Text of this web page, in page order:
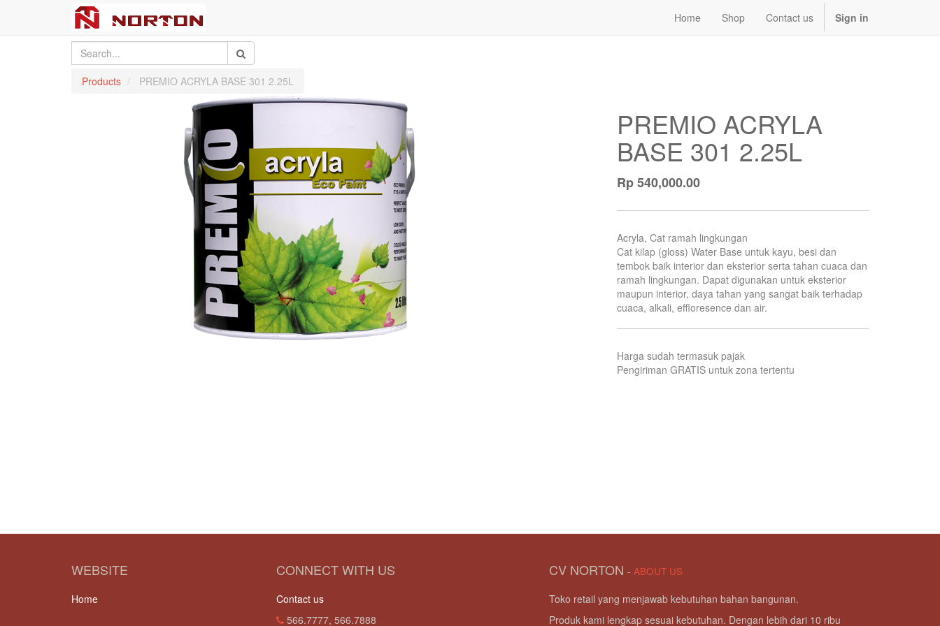
Home Shop Contact us Sign in
Products PREMIO ACRYLA BASE 301 2.25L
PREMIO ACRYLA
BASE 301 2.25L
Rp540,000.00
Acryla, Cat ramah lingkungan
Cat kilap (gloss) Water Base untuk kayu, besi dan
tembok baik interior dan eksterior serta tahan cuaca dan
ramah lingkungan. Dapat digunakan untuk eksterior
maupun interior, daya tahan yang sangat baik terhadap
cuaca, alkali, effloresence dan air.
Harga sudah termasuk pajak
Pengiriman GRATIS untuk zona tertentu
WEBSITE
Home
CONNECT WITH US
Contact us
566.7777, 566.7888
CV NORTON - ABOUT US
Toko retail yang menjawab kebutuhan bahan bangunan.
Produk kami lengkap sesuai kebutuhan. Dengan lebih dari 10 ribu